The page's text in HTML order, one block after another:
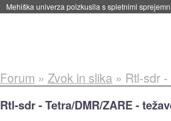
Evropska vesoljska agencija razvija svojo
Forum » Zvok in slika» Rtl-sdr
Rtl-sdr - Tetra/DMR/ZARE -